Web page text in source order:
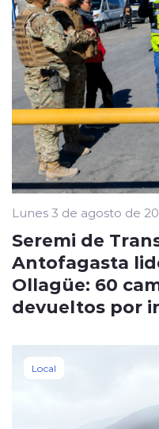
Lunes 3 de agosto de
Seremi de
Antofagasta
Ollagüe: 60
devueltos por
Local